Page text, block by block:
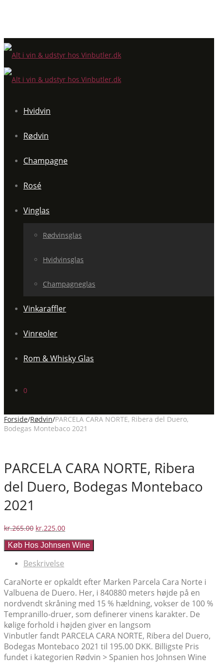
Hvidvin
Rødvin
Champagne
Rosé
Vinglas
Rødvinsglas
Hvidvinsglas
Champagneglas
Vinkaraffler
Vinreoler
Rom & Whisky Glas
0
Forside/Rødvin/PARCELA CARA NORTE, Ribera del Duero,
Bodegas Montebaco 2021
PARCELA CARA NORTE, Ribera
del Duero, Bodegas Montebaco
2021
kr.265.00 Den
pris
kr.265.00.
kr.225.00Den
pris
Køb Hos Johnsen Wine
Beskrivelse
CaraNorte er opkaldt efter Marken Parcela Cara Norte i
Valbuena de Duero. Her, i 840880 meters højde på en
nordvendt skråning med 15 % hældning, vokser de 100 %
Tempranillo-druer, som definerer vinens karakter. De
kølige forhold i højden giver en langsom
Vinbutler fandt PARCELA CARA NORTE, Ribera del Duero,
Bodegas Montebaco 2021 til 195.00 DKK. Billigste Pris
fundet i kategorien Rødvin > Spanien hos Johnsen Wine